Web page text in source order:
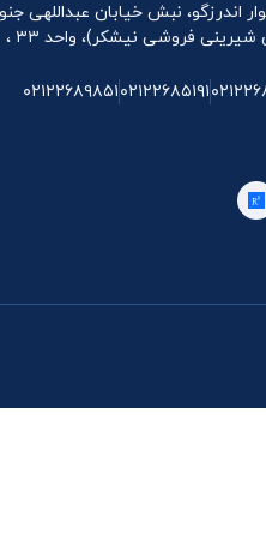
اندرزگو، نبش خیابان عبداللهی
۰۲۱۲۲۶۸۵۱۹۱۰۲۱۲۲۶۸۹۸۵۱